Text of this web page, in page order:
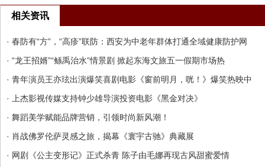
相关资讯
· 春防有“方”，“高疹”联防：西安为中老年群体打通全域健康防护网
· “龙王招婿”“鲧禹治水”情景剧 掀起东海文旅五一假期市场热
· 青年演员王亦玹出演爆笑喜剧电影《窗前明月，咣！》爆笑热映中
· 上杰影视传媒支持钟少雄导演投资电影《黑金对决》
· 舞蹈美学赋能品牌营销，引领时尚新风潮！
· 肖战佛罗伦萨灵感之旅，揭幕《寰宇古驰》典藏展
· 网剧《公主变形记》正式杀青 陈子由毛娜再现古风甜蜜爱情